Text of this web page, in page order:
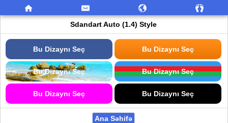
Sdandart Auto (1.4) Style
Bu Dizaynı Seç Bu Dizaynı Seç
Bu Dizaynı Seç Bu Dizaynı Seç
Bu Dizaynı Seç Bu Dizaynı Seç
Ana Səhifə